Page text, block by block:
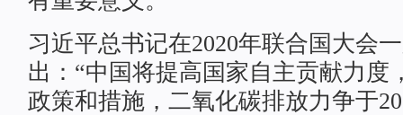
习近平总书记在2020年联合国大会
出：“中国将提高国家自主贡献力度
政策和措施，二氧化碳排放力争于